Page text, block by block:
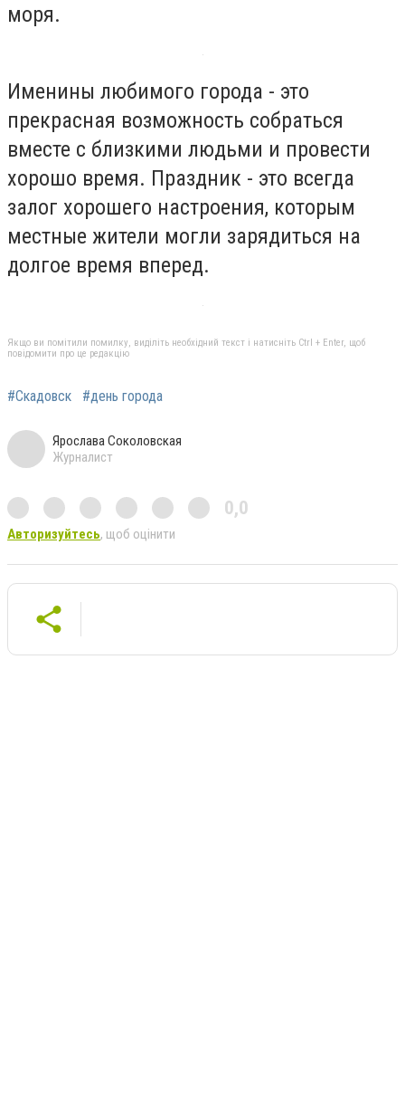
моря.
Именины любимого города - это
прекрасная возможность собраться
вместе с близкими людьми и провести
хорошо время. Праздник - это всегда
залог хорошего настроения, которым
местные жители могли зарядиться на
долгое время вперед.
Якщо ви помітили помилку, виділіть необхідний текст і натисніть Ctrl + Enter, щоб
повідомити про це редакцію
#Скадовск #день города
Ярослава Соколовская
Журналист
0,0
Авторизуйтесь, щоб оцінити